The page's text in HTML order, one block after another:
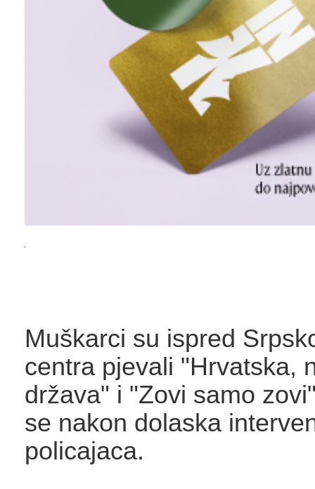
Muškarci su ispred
centra pjevali "Hrvatska,
država" i "Zovi samo
se nakon dolaska
policajaca.